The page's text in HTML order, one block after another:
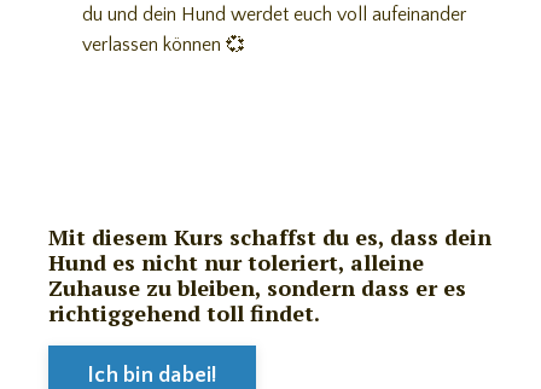
du und dein Hund werdet euch voll aufeinander
verlassen können 💞
Mit diesem Kurs schaffst du es, dass dein
Hund es nicht nur toleriert, alleine
Zuhause zu bleiben, sondern dass er es
richtiggehend toll findet.
Ich bin dabei!